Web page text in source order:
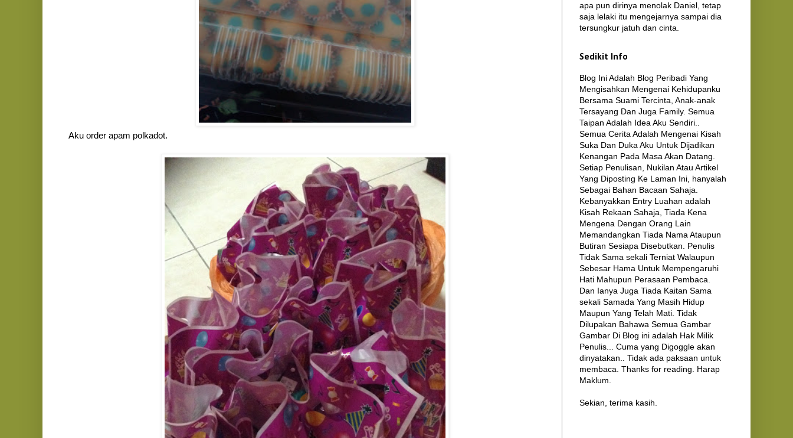
Aku order apam polkadot.
apa pun dirinya menolak Daniel, tetap
saja lelaki itu mengejarnya sampai dia
tersungkur jatuh dan cinta.
Sedikit Info
Blog Ini Adalah Blog Peribadi Yang
Mengisahkan Mengenai Kehidupanku
Bersama Suami Tercinta, Anak-anak
Tersayang Dan Juga Family. Semua
Taipan Adalah Idea Aku Sendiri..
Semua Cerita Adalah Mengenai Kisah
Suka Dan Duka Aku Untuk Dijadikan
Kenangan Pada Masa Akan Datang.
Setiap Penulisan, Nukilan Atau Artikel
Yang Diposting Ke Laman Ini, hanyalah
Sebagai Bahan Bacaan Sahaja.
Kebanyakkan Entry Luahan adalah
Kisah Rekaan Sahaja, Tiada Kena
Mengena Dengan Orang Lain
Memandangkan Tiada Nama Ataupun
Butiran Sesiapa Disebutkan. Penulis
Tidak Sama sekali Terniat Walaupun
Sebesar Hama Untuk Mempengaruhi
Hati Mahupun Perasaan Pembaca.
Dan Ianya Juga Tiada Kaitan Sama
sekali Samada Yang Masih Hidup
Maupun Yang Telah Mati. Tidak
Dilupakan Bahawa Semua Gambar
Gambar Di Blog ini adalah Hak Milik
Penulis... Cuma yang Digoggle akan
dinyatakan.. Tidak ada paksaan untuk
membaca. Thanks for reading. Harap
Maklum.
Sekian, terima kasih.